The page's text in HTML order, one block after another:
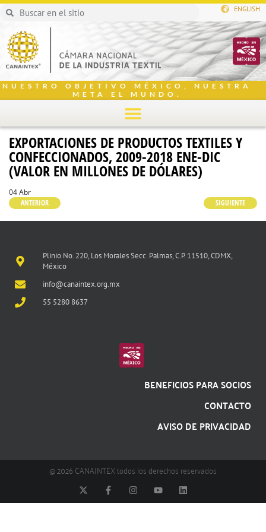
ENGLISH
NUESTRO OBJETIVO MÉXICO, NUESTRA
META EL MUNDO.
EXPORTACIONES DE PRODUCTOS TEXTILES Y
CONFECCIONADOS, 2009-2018 ENE-DIC
(VALOR EN MILLONES DE DÓLARES)
04 Abr
ANTERIOR
SIGUIENTE
Plinio No. 220, Los Morales Secc. Palmas, C.P. 11510, CDMX,
México
info@canaintex.org.mx
55 5280 8637
BENEFICIOS PARA SOCIOS
CONTACTO
AVISO DE PRIVACIDAD
@ 2026 CANAINTEX todos los derechos reservados